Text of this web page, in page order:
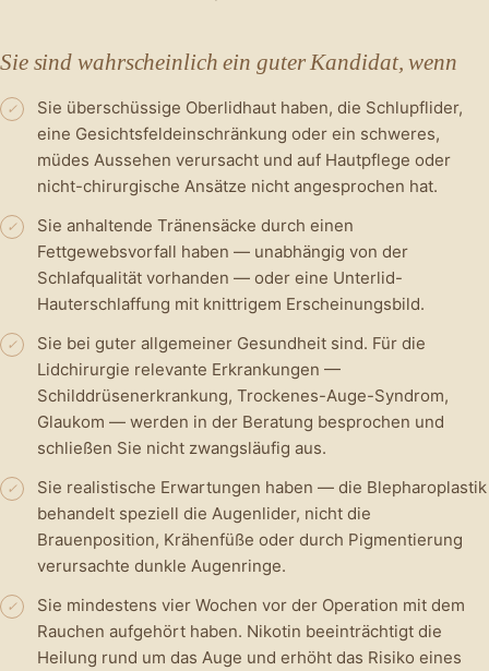
Sie sind wahrscheinlich ein guter Kandidat, wenn
✓
Sie überschüssige Oberlidhaut haben, die Schlupflider,
eine Gesichtsfeldeinschränkung oder ein schweres,
müdes Aussehen verursacht und auf Hautpflege oder
nicht-chirurgische Ansätze nicht angesprochen hat.
✓
Sie anhaltende Tränensäcke durch einen
Fettgewebsvorfall haben — unabhängig von der
Schlafqualität vorhanden — oder eine Unterlid-
Hauterschlaffung mit knittrigem Erscheinungsbild.
✓
Sie bei guter allgemeiner Gesundheit sind. Für die
Lidchirurgie relevante Erkrankungen —
Schilddrüsenerkrankung, Trockenes-Auge-Syndrom,
Glaukom — werden in der Beratung besprochen und
schließen Sie nicht zwangsläufig aus.
✓
Sie realistische Erwartungen haben — die Blepharoplastik
behandelt speziell die Augenlider, nicht die
Brauenposition, Krähenfüße oder durch Pigmentierung
verursachte dunkle Augenringe.
✓
Sie mindestens vier Wochen vor der Operation mit dem
Rauchen aufgehört haben. Nikotin beeinträchtigt die
Heilung rund um das Auge und erhöht das Risiko eines